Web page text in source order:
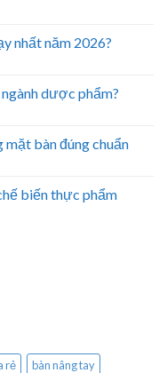
nhất năm 2026?
dược phẩm?
mặt bàn đúng chuẩn
biến thực phẩm
rẻ
bàn nâng tay